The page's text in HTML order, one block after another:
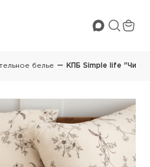
белье КПБ Simple life